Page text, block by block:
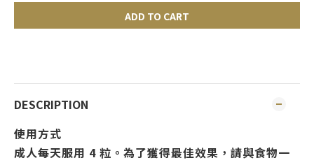
ADD TO CART
DESCRIPTION
使用方式
成人每天服用 4 粒。為了獲得最佳效果，請與食物一